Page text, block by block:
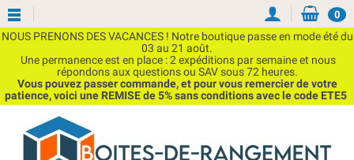
NOUS PRENONS DES VACANCES ! Notre boutique passe en mode été du
03 au 21 août.
Une permanence est en place : 2 expéditions par semaine et nous
répondons aux questions ou SAV sous 72 heures.
Vous pouvez passer commande, et pour vous remercier de votre
patience, voici une REMISE de 5% sans conditions avec le code ETE5
0